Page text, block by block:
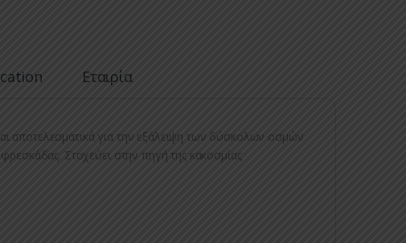
Εταιρία
αποτελεσματικά για την εξάλειψη των δύσκολων οσμών
Στοχεύει στην πηγή της κακοσμίας